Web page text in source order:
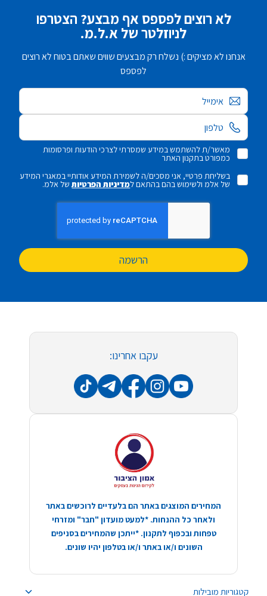
לא רוצים לפספס אף מבצע? הצטרפו
לניוזלטר של א.ל.מ.
אנחנו לא מציקים :) נשלח רק מבצעים שווים שאתם בטוח לא רוצים
לפספס
אימייל
מאשר/ת להשתמש במידע שמסרתי לצרכי הודעות ופרסומות
כמפורט בתקנון האתר
בשליחת פרטיי, אני מסכים/ה לשמירת המידע אודותיי במאגרי המידע
של אלמ ולשימוש בהם בהתאם למדיניות הפרטיותשל אלמ.
הרשמה
קטגוריות מובילות
עקבו אחרינו:
המחירים המוצגים באתר הם בלעדיים לרוכשים באתר
ולאחר כל ההנחות. *למעט מועדון "חבר" ומזרחי
טפחות ובכפוף לתקנון. *ייתכן שהמחירים בסניפים
השונים ו/או באתר ו/או בטלפון יהיו שונים.